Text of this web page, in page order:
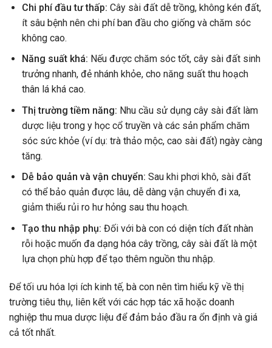
Chi phí đầu tư thấp: Cây sài đất dễ trồng, không kén đất,
ít sâu bệnh nên chi phí ban đầu cho giống và chăm sóc
không cao.
Năng suất khá: Nếu được chăm sóc tốt, cây sài đất sinh
trưởng nhanh, đẻ nhánh khỏe, cho năng suất thu hoạch
thân lá khá cao.
Thị trường tiềm năng: Nhu cầu sử dụng cây sài đất làm
dược liệu trong y học cổ truyền và các sản phẩm chăm
sóc sức khỏe (ví dụ: trà thảo mộc, cao sài đất) ngày càng
tăng.
Dễ bảo quản và vận chuyển: Sau khi phơi khô, sài đất
có thể bảo quản được lâu, dễ dàng vận chuyển đi xa,
giảm thiểu rủi ro hư hỏng sau thu hoạch.
Tạo thu nhập phụ: Đối với bà con có diện tích đất nhàn
rỗi hoặc muốn đa dạng hóa cây trồng, cây sài đất là một
lựa chọn phù hợp để tạo thêm nguồn thu nhập.
Để tối ưu hóa lợi ích kinh tế, bà con nên tìm hiểu kỹ về thị
trường tiêu thụ, liên kết với các hợp tác xã hoặc doanh
nghiệp thu mua dược liệu để đảm bảo đầu ra ổn định và giá
cả tốt nhất.